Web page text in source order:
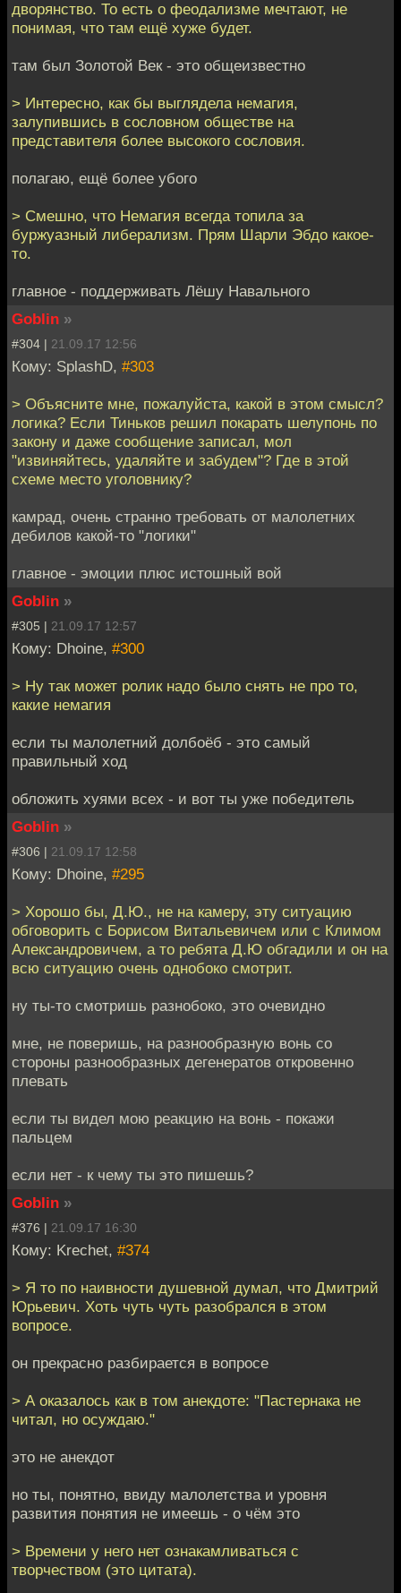
дворянство. То есть о феодализме мечтают, не
понимая, что там ещё хуже будет.
там был Золотой Век - это общеизвестно
> Интересно, как бы выглядела немагия,
залупившись в сословном обществе на
представителя более высокого сословия.
полагаю, ещё более убого
> Смешно, что Немагия всегда топила за
буржуазный либерализм. Прям Шарли Эбдо какое-
то.
главное - поддерживать Лёшу Навального
Goblin »
#304 | 21.09.17 12:56
Кому: SplashD, #303
> Объясните мне, пожалуйста, какой в этом смысл?
логика? Если Тиньков решил покарать шелупонь по
закону и даже сообщение записал, мол
"извиняйтесь, удаляйте и забудем"? Где в этой
схеме место уголовнику?
камрад, очень странно требовать от малолетних
дебилов какой-то "логики"
главное - эмоции плюс истошный вой
Goblin »
#305 | 21.09.17 12:57
Кому: Dhoine, #300
> Ну так может ролик надо было снять не про то,
какие немагия
если ты малолетний долбоёб - это самый
правильный ход
обложить хуями всех - и вот ты уже победитель
Goblin »
#306 | 21.09.17 12:58
Кому: Dhoine, #295
> Хорошо бы, Д.Ю., не на камеру, эту ситуацию
обговорить с Борисом Витальевичем или с Климом
Александровичем, а то ребята Д.Ю обгадили и он на
всю ситуацию очень однобоко смотрит.
ну ты-то смотришь разнобоко, это очевидно
мне, не поверишь, на разнообразную вонь со
стороны разнообразных дегенератов откровенно
плевать
если ты видел мою реакцию на вонь - покажи
пальцем
если нет - к чему ты это пишешь?
Goblin »
#376 | 21.09.17 16:30
Кому: Krechet, #374
> Я то по наивности душевной думал, что Дмитрий
Юрьевич. Хоть чуть чуть разобрался в этом
вопросе.
он прекрасно разбирается в вопросе
> А оказалось как в том анекдоте: "Пастернака не
читал, но осуждаю."
это не анекдот
но ты, понятно, ввиду малолетства и уровня
развития понятия не имеешь - о чём это
> Времени у него нет ознакамливаться с
творчеством (это цитата).